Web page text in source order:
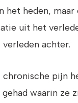
het heden, maar
uit het
achter.
chronische pijn
waarin ze